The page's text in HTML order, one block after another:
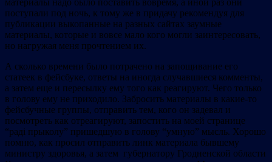
материалы надо было поставить вовремя, а иной раз они
поступали под ночь, к тому же в придачу рекомендуя для
публикации выкопанные на разных сайтах заумные
материалы, которые и вовсе мало кого могли заинтересовать,
но нагружая меня прочтением их.
А сколько времени было потрачено на запощивание его
статеек в фейсбуке, ответы на иногда случавшиеся комменты,
а затем еще и пересылку ему того как реагируют. Чего только
в голову ему не приходило. Забросить материалы в какие-то
фейсбучные группы, отправить тем, кого он задевал и
посмотреть как отреагируют, запостить на моей странице
“радi прыколу” пришедшую в голову “умную” мысль. Хорошо
помню, как просил отправить линк материала бывшему
министру здоровья, а затем губернатору Гродненской области